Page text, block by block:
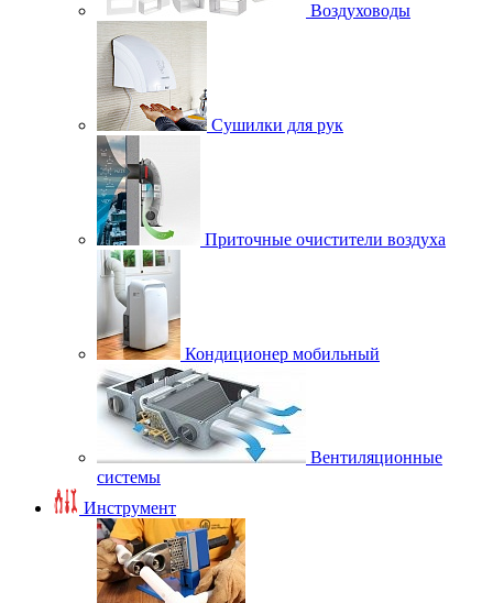
Воздуховоды
Сушилки для рук
Приточные очистители воздуха
Кондиционер мобильный
Вентиляционные
системы
Инструмент